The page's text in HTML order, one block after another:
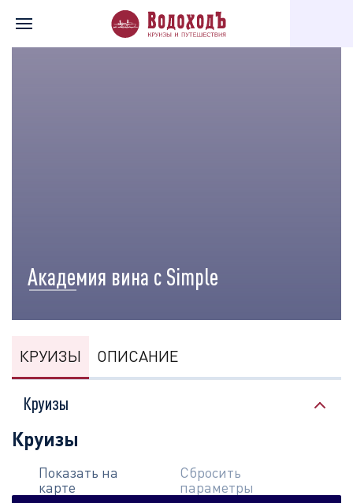
Главная Перечень всех доступных круизов
Академия вина с Simple
КРУИЗЫ ОПИСАНИЕ
Круизы
Круизы
Показать на
карте
Сбросить
параметры